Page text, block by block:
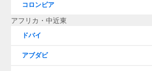
コロンビア
アフリカ・中近東
ドバイ
アブダビ